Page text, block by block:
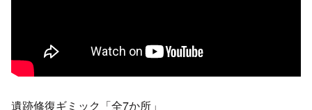
遺跡修復ギミック「全7か所」